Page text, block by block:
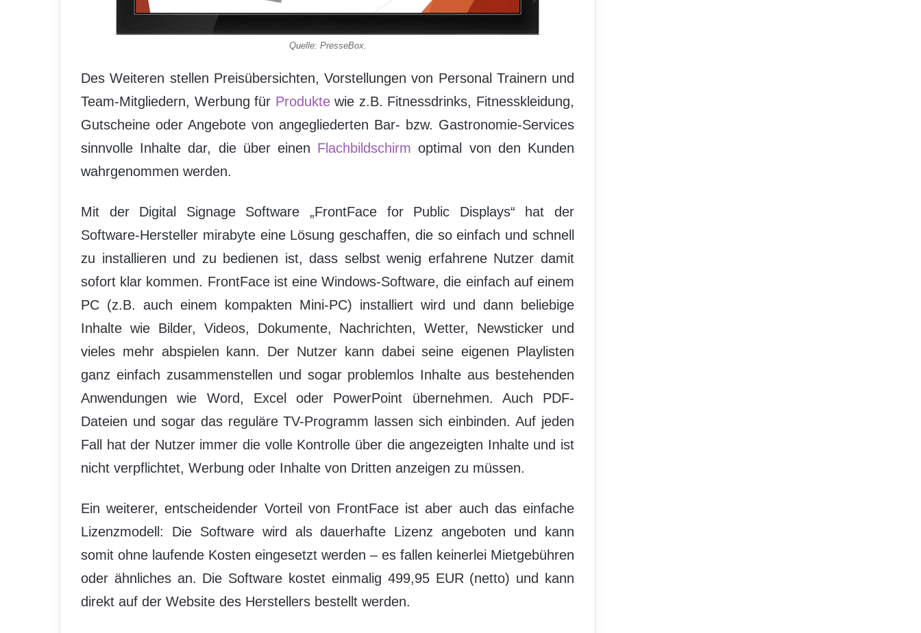
Quelle: PresseBox.
Des Weiteren stellen Preisübersichten, Vorstellungen von Personal Trainern und
Team-Mitgliedern, Werbung für Produktewie z.B. Fitnessdrinks, Fitnesskleidung,
Gutscheine oder Angebote von angegliederten Bar- bzw. Gastronomie-Services
sinnvolle Inhalte dar, die über einen Flachbildschirm optimal von den Kunden
wahrgenommen werden.
Mit der Digital Signage Software „FrontFace for Public Displays“ hat der
Software-Hersteller mirabyte eine Lösung geschaffen, die so einfach und schnell
zu installieren und zu bedienen ist, dass selbst wenig erfahrene Nutzer damit
sofort klar kommen. FrontFace ist eine Windows-Software, die einfach auf einem
PC (z.B. auch einem kompakten Mini-PC) installiert wird und dann beliebige
Inhalte wie Bilder, Videos, Dokumente, Nachrichten, Wetter, Newsticker und
vieles mehr abspielen kann. Der Nutzer kann dabei seine eigenen Playlisten
ganz einfach zusammenstellen und sogar problemlos Inhalte aus bestehenden
Anwendungen wie Word, Excel oder PowerPoint übernehmen. Auch PDF-
Dateien und sogar das reguläre TV-Programm lassen sich einbinden. Auf jeden
Fall hat der Nutzer immer die volle Kontrolle über die angezeigten Inhalte und ist
nicht verpflichtet, Werbung oder Inhalte von Dritten anzeigen zu müssen.
Ein weiterer, entscheidender Vorteil von FrontFace ist aber auch das einfache
Lizenzmodell: Die Software wird als dauerhafte Lizenz angeboten und kann
somit ohne laufende Kosten eingesetzt werden – es fallen keinerlei Mietgebühren
oder ähnliches an. Die Software kostet einmalig 499,95 EUR (netto) und kann
direkt auf der Website des Herstellers bestellt werden.